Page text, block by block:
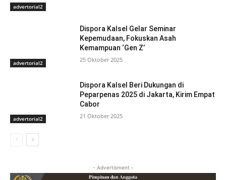
advertorial2
advertorial2
Dispora Kalsel Gelar Seminar
Kepemudaan, Fokuskan Asah
Kemampuan ‘Gen Z’
25 Oktober 2025
advertorial2
Dispora Kalsel Beri Dukungan di
Peparpenas 2025 di Jakarta, Kirim Empat
Cabor
21 Oktober 2025
- Advertisment -